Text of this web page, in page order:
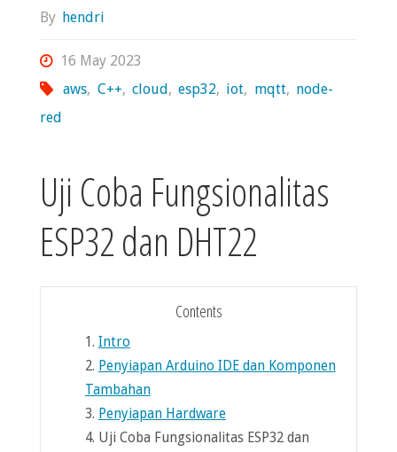
By hendri
16 May 2023
aws, C++, cloud, esp32, iot, mqtt, node-
red
Uji Coba Fungsionalitas
ESP32 dan DHT22
Contents
1. Intro
2. Penyiapan Arduino IDE dan Komponen
Tambahan
3. Penyiapan Hardware
4. Uji Coba Fungsionalitas ESP32 dan